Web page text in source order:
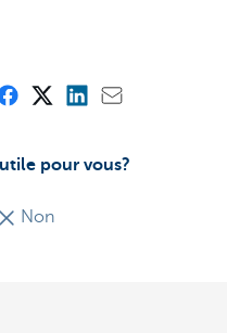
pour vous?
Non